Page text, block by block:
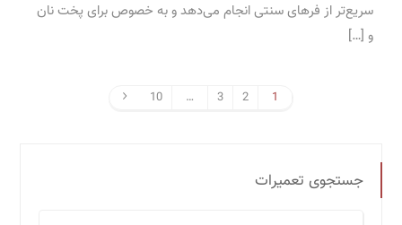
سریع‌تر از فرهای سنتی انجام می‌دهد و به خصوص برای پخت نان
و […]
1
2
3
…
10
جستجوی تعمیرات